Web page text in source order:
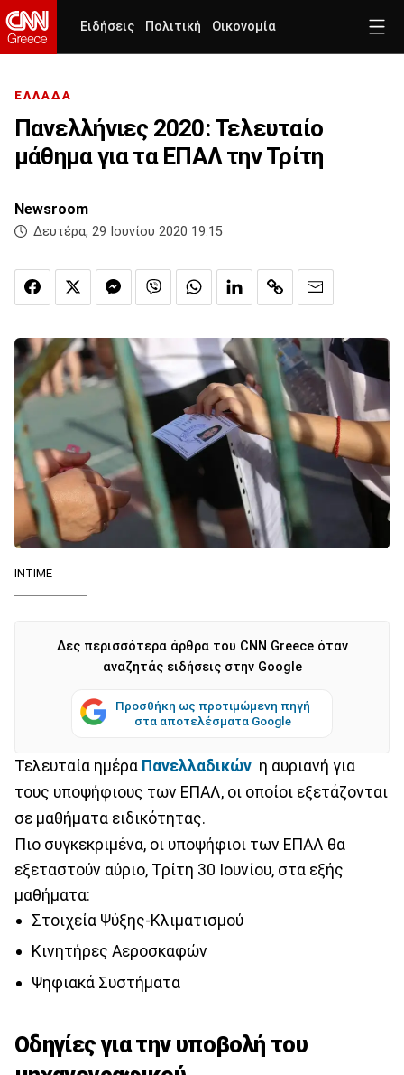
Ειδήσεις Πολιτική Οικονομία
ΕΛΛΑΔΑ
Πανελλήνιες 2020: Τελευταίο
μάθημα για τα ΕΠΑΛ την Τρίτη
Newsroom
Δευτέρα, 29 Ιουνίου 2020 19:15
ΙΝΤΙΜΕ
Δες περισσότερα άρθρα του CNN Greece όταν
αναζητάς ειδήσεις στην Google
Προσθήκη ως προτιμώμενη πηγή
στα αποτελέσματα Google
Τελευταία ημέρα Πανελλαδικών η αυριανή για
τους υποψήφιους των ΕΠΑΛ, οι οποίοι εξετάζονται
σε μαθήματα ειδικότητας.
Πιο συγκεκριμένα, οι υποψήφιοι των ΕΠΑΛ θα
εξεταστούν αύριο, Τρίτη 30 Ιουνίου, στα εξής
μαθήματα:
Στοιχεία Ψύξης-Κλιματισμού
Κινητήρες Αεροσκαφών
Ψηφιακά Συστήματα
Οδηγίες για την υποβολή του